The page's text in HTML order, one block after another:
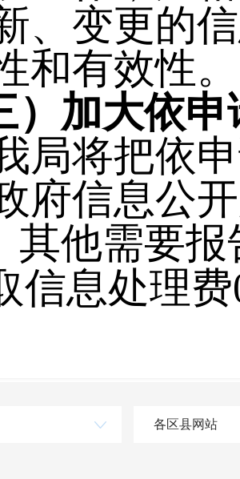
、变更的
和有效性。
）加大依
局将把依
府信息公
其他需要
信息处理费
各区县网站